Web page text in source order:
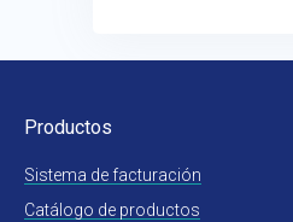
Productos
Sistema de facturación
Catálogo de productos